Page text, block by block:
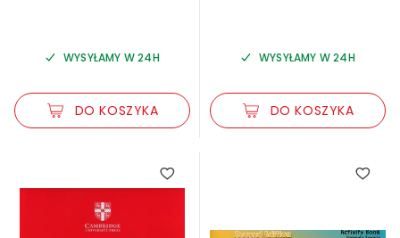
WYSYŁAMY W 24H
DO KOSZYKA
WYSYŁAMY W 24H
DO KOSZYKA